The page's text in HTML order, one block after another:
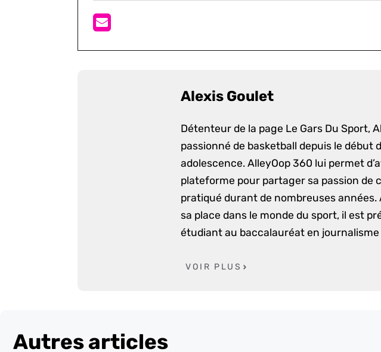
Alexis Goulet
Détenteur de la page Le Gars Du Sport,
passionné de basketball depuis le début
adolescence. AlleyOop 360 lui permet
plateforme pour partager sa passion de
pratiqué durant de nombreuses années.
sa place dans le monde du sport, il est
étudiant au baccalauréat en journalisme
VOIR PLUS
Autres articles